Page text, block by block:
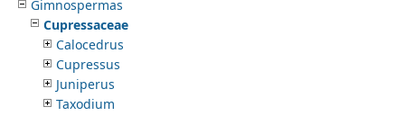
Gimnospermas
Cupressaceae
Calocedrus
Cupressus
Juniperus
Taxodium